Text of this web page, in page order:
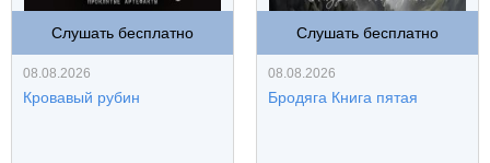
Слушать бесплатно
08.08.2026
Кровавый рубин
Слушать бесплатно
08.08.2026
Бродяга Книга пятая